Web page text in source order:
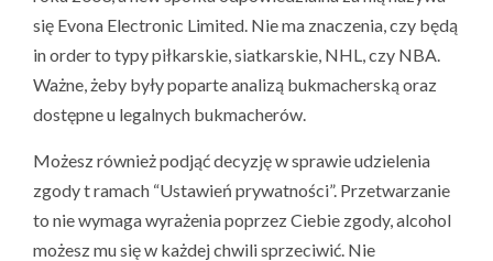
się Evona Electronic Limited. Nie ma znaczenia, czy będą
in order to typy piłkarskie, siatkarskie, NHL, czy NBA.
Ważne, żeby były poparte analizą bukmacherską oraz
dostępne u legalnych bukmacherów.
Możesz również podjąć decyzję w sprawie udzielenia
zgody t ramach “Ustawień prywatności”. Przetwarzanie
to nie wymaga wyrażenia poprzez Ciebie zgody, alcohol
możesz mu się w każdej chwili sprzeciwić. Nie